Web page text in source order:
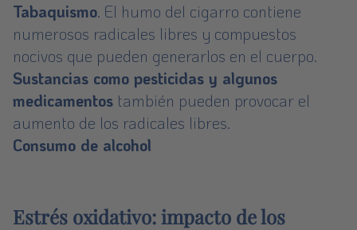
Tabaquismo. El humo del cigarro contiene
numerosos radicales libres y compuestos
nocivos que pueden generarlos en el cuerpo.
Sustancias como pesticidas y algunos
medicamentos también pueden provocar el
aumento de los radicales libres.
Consumo de alcohol
Estrés oxidativo: impacto de los